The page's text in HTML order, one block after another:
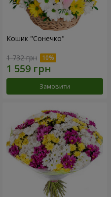
Кошик "Сонечко"
1 732 грн
Замовити